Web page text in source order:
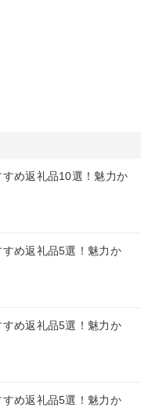
め返礼品10選！魅力か
め返礼品5選！魅力か
め返礼品5選！魅力か
め返礼品5選！魅力か